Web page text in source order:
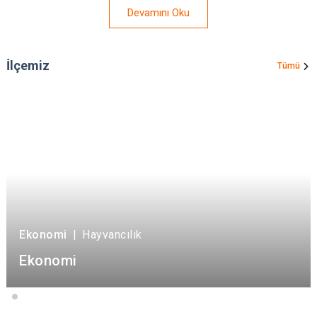
Devamını Oku
İlçemiz Tümü
Ekonomi | Hayvancılık
Ekonomi